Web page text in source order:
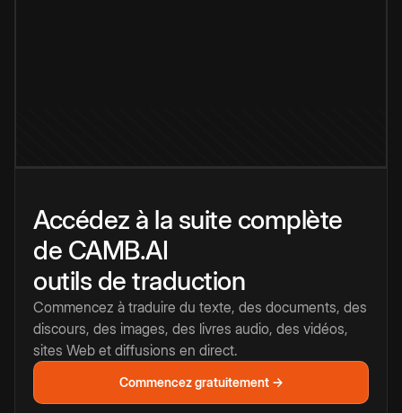
Accédez à la suite complète
de CAMB.AI
outils de traduction
Commencez à traduire du texte, des documents, des
discours, des images, des livres audio, des vidéos,
sites Web et diffusions en direct.
Commencez gratuitement →